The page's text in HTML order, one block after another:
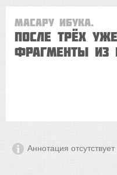
Масару ИБУКА.
После трёх
фрагменты из
Аннотация отсутствует